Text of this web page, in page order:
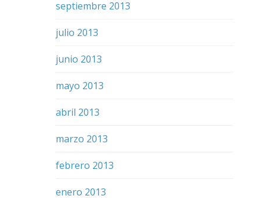
septiembre 2013
julio 2013
junio 2013
mayo 2013
abril 2013
marzo 2013
febrero 2013
enero 2013